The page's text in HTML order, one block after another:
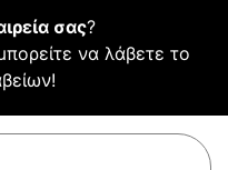
σας?
να λάβετε το